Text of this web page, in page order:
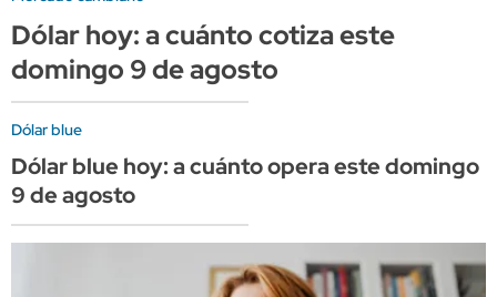
Dólar hoy: a cuánto cotiza este
domingo 9 de agosto
Dólar blue
Dólar blue hoy: a cuánto opera este domingo
9 de agosto